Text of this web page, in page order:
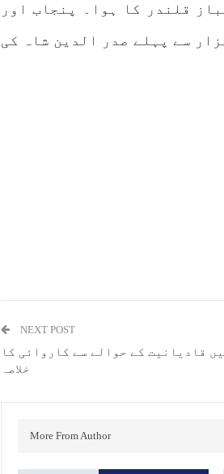
قلندر کا ہوا۔ پنجاب اور
سے پہلے صدر الدین شاہ کی
NEXT POST
قادیانیت کے حوالے سے کاروائی کا
خلاصہ
More From Author